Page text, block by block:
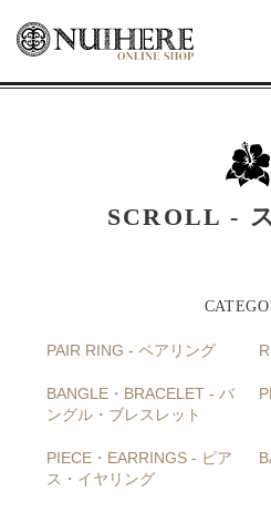
SCROLL -
PAIR RING - ペアリング
BANGLE・BRACELET - バ
ングル・ブレスレット
PIECE・EARRINGS - ピア
ス・イヤリング